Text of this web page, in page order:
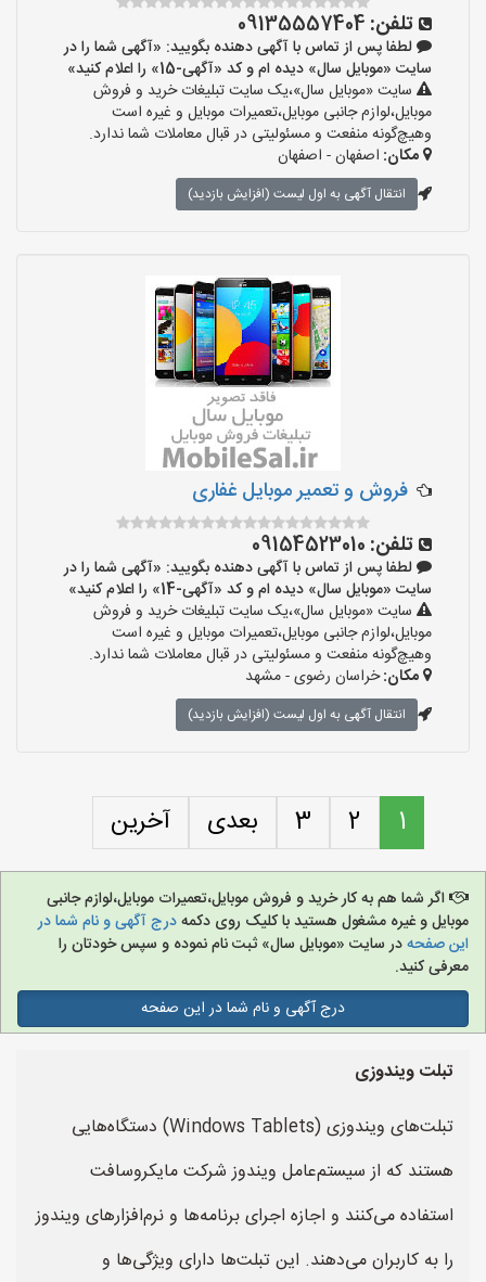
تلفن: 09135557404
لطفا پس از تماس با آگهی دهنده بگویید: «آگهی شما را در
سایت «موبایل سال» دیده ام و کد «آگهی-15» را اعلام کنید»
سایت «موبایل سال»،یک سایت تبلیغات خرید و فروش
موبایل،لوازم جانبی موبایل،تعمیرات موبایل و غیره است
وهیچ‌گونه منفعت و مسئولیتی در قبال معاملات شما ندارد.
مکان: اصفهان - اصفهان
انتقال آگهی به اول لیست (افزایش بازدید)
فروش و تعمیر موبایل غفاری
تلفن: 09154523010
لطفا پس از تماس با آگهی دهنده بگویید: «آگهی شما را در
سایت «موبایل سال» دیده ام و کد «آگهی-14» را اعلام کنید»
سایت «موبایل سال»،یک سایت تبلیغات خرید و فروش
موبایل،لوازم جانبی موبایل،تعمیرات موبایل و غیره است
وهیچ‌گونه منفعت و مسئولیتی در قبال معاملات شما ندارد.
مکان:خراسان رضوی - مشهد
انتقال آگهی به اول لیست (افزایش بازدید)
1
2
3 بعدی آخرین
اگر شما هم به کار خرید و فروش موبایل،تعمیرات موبایل،لوازم جانبی
موبایل و غیره مشغول هستید با کلیک روی دکمهدرج آگهی و نام شما در
این صفحهدر سایت «موبایل سال» ثبت نام نموده و سپس خودتان را
معرفی کنید.
درج آگهی و نام شما در این صفحه
تبلت ویندوزی
تبلت‌های ویندوزی (Windows Tablets) دستگاه‌هایی
هستند که از سیستم‌عامل ویندوز شرکت مایکروسافت
استفاده می‌کنند و اجازه اجرای برنامه‌ها و نرم‌افزارهای ویندوز
را به کاربران می‌دهند. این تبلت‌ها دارای ویژگی‌ها و